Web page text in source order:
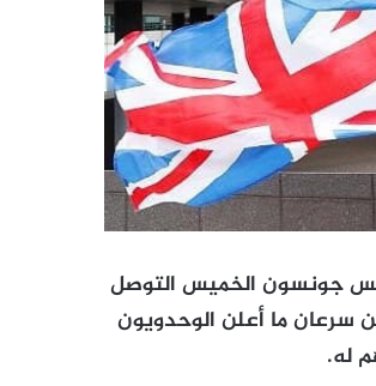
جونسون الخميس التوصل
سرعان ما أعلن الوحدويون
له.